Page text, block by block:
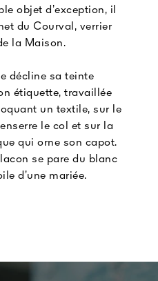
objet d’exception, il
du Courval, verrier
la Maison.
décline sa teinte
étiquette, travaillée
un textile, sur le
le col et sur la
qui orne son capot.
se pare du blanc
d’une mariée.